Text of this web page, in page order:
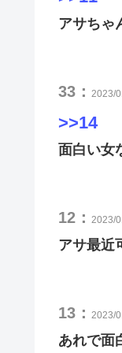
アサちゃ
33： 2023/
>>14
面白い女
12： 2023/
アサ最近
13： 2023/
あれで面